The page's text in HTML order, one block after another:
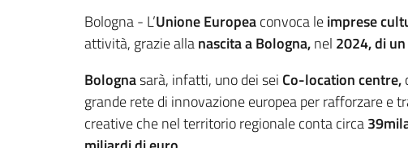
Contenuto
Bologna - L’Unione Europeaconvoca leimprese
attività, grazie allanascita a Bologna,nel 2024, di
Bolognasarà, infatti, uno dei sei Co-location centre,
grande rete di innovazione europea per rafforzare e
creative che nel territorio regionale conta circa